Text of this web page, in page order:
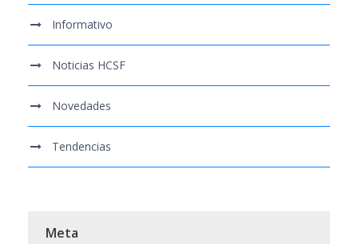
Informativo
Noticias HCSF
Novedades
Tendencias
Meta